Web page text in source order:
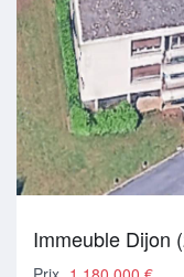
Immeuble Dijon